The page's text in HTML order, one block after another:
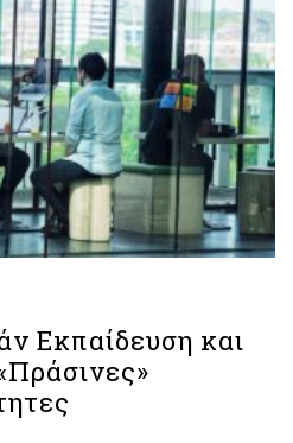
Εκπαίδευση και